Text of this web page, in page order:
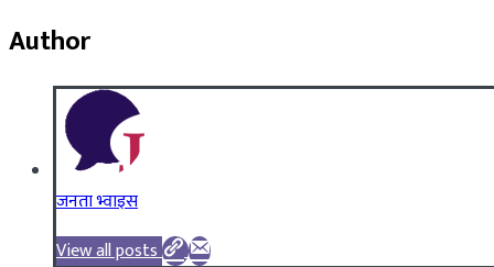
Author
जनता भ्वाइस
View all posts